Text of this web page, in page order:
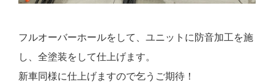
フルオーバーホールをして、ユニットに防音加工を施
し、全塗装をして仕上げます。
新車同様に仕上げますので乞うご期待！